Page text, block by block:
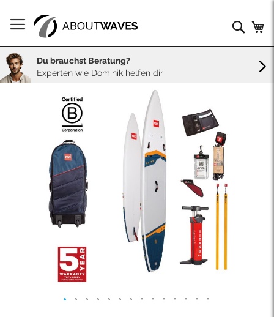
zum
Inhalt
Du brauchst Beratung?
Experten wie Dominik helfen dir